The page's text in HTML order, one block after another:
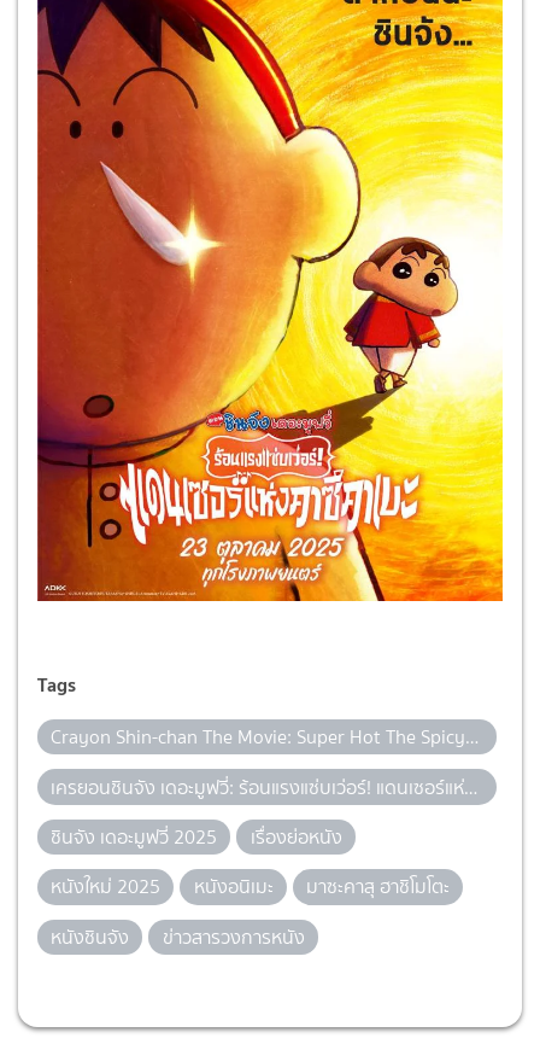
Tags
Crayon Shin-chan The Movie: Super Hot The Spicy Kasukabe Dancers
เครยอนชินจัง เดอะมูฟวี่: ร้อนแรงแซ่บเว่อร์! แดนเซอร์แห่งคาซึคาเบะ
ชินจัง เดอะมูฟวี่ 2025
เรื่องย่อหนัง
หนังใหม่ 2025
หนังอนิเมะ
มาซะคาสุ ฮาชิโมโตะ
หนังชินจัง
ข่าวสารวงการหนัง